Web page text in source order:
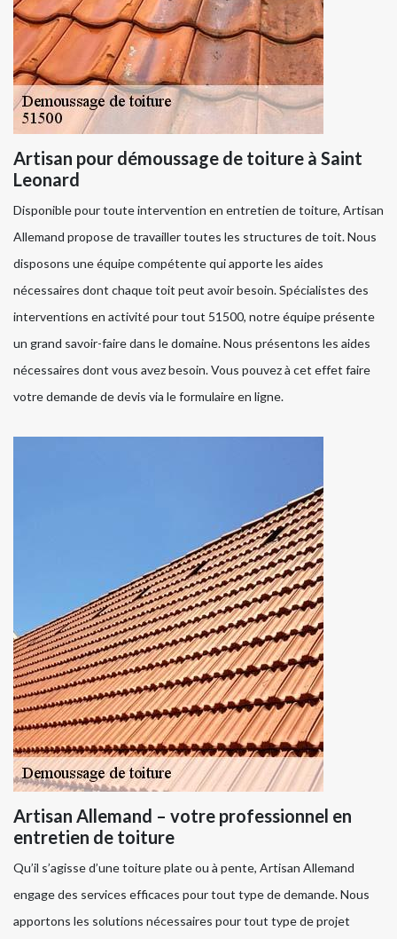
Artisan pour démoussage de toiture à Saint
Leonard
Disponible pour toute intervention en entretien de toiture, Artisan
Allemand propose de travailler toutes les structures de toit. Nous
disposons une équipe compétente qui apporte les aides
nécessaires dont chaque toit peut avoir besoin. Spécialistes des
interventions en activité pour tout 51500, notre équipe présente
un grand savoir-faire dans le domaine. Nous présentons les aides
nécessaires dont vous avez besoin. Vous pouvez à cet effet faire
votre demande de devis via le formulaire en ligne.
Artisan Allemand – votre professionnel en
entretien de toiture
Qu’il s’agisse d’une toiture plate ou à pente, Artisan Allemand
engage des services efficaces pour tout type de demande. Nous
apportons les solutions nécessaires pour tout type de projet